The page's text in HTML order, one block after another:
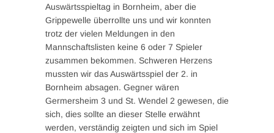
Auswärtsspieltag in Bornheim, aber die
Grippewelle überrollte uns und wir konnten
trotz der vielen Meldungen in den
Mannschaftslisten keine 6 oder 7 Spieler
zusammen bekommen. Schweren Herzens
mussten wir das Auswärtsspiel der 2. in
Bornheim absagen. Gegner wären
Germersheim 3 und St. Wendel 2 gewesen, die
sich, dies sollte an dieser Stelle erwähnt
werden, verständig zeigten und sich im Spiel